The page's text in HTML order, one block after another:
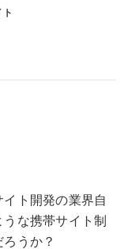
ト開発の業界自
な携帯サイト制
ろうか？